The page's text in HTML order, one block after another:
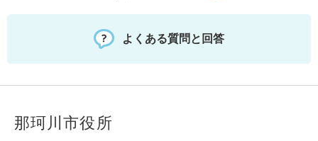
よくある質問と回答
那珂川市役所